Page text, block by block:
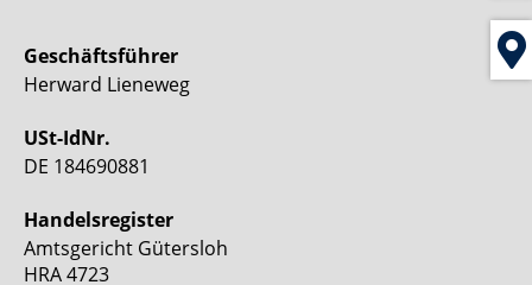
Geschäftsführer
Herward Lieneweg
USt-IdNr.
DE 184690881
Handelsregister
Amtsgericht Gütersloh
HRA 4723